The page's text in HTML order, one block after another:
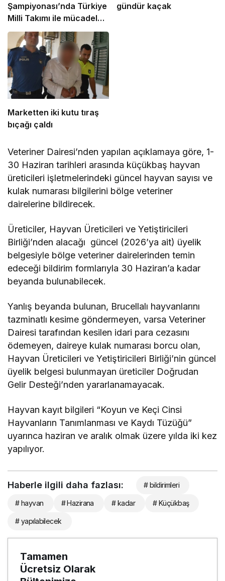
Şampiyonası’nda Türkiye
Milli Takımı ile mücadele
etti
gündür kaçak
Marketten iki kutu tıraş
bıçağı çaldı
Veteriner Dairesi’nden yapılan açıklamaya göre, 1-
30 Haziran tarihleri arasında küçükbaş hayvan
üreticileri işletmelerindeki güncel hayvan sayısı ve
kulak numarası bilgilerini bölge veteriner
dairelerine bildirecek.
Üreticiler, Hayvan Üreticileri ve Yetiştiricileri
Birliği’nden alacağı güncel (2026’ya ait) üyelik
belgesiyle bölge veteriner dairelerinden temin
edeceği bildirim formlarıyla 30 Haziran’a kadar
beyanda bulunabilecek.
Yanlış beyanda bulunan, Brucellalı hayvanlarını
tazminatlı kesime göndermeyen, varsa Veteriner
Dairesi tarafından kesilen idari para cezasını
ödemeyen, daireye kulak numarası borcu olan,
Hayvan Üreticileri ve Yetiştiricileri Birliği’nin güncel
üyelik belgesi bulunmayan üreticiler Doğrudan
Gelir Desteği’ndenyararlanamayacak.
Hayvan kayıt bilgileri “Koyun ve Keçi Cinsi
Hayvanların Tanımlanması ve Kaydı Tüzüğü”
uyarınca haziran ve aralık olmak üzere yılda iki kez
yapılıyor.
Haberle ilgili daha fazlası: # bildirimleri
# hayvan # Hazirana # kadar # Küçükbaş
# yapılabilecek
Tamamen
Ücretsiz Olarak